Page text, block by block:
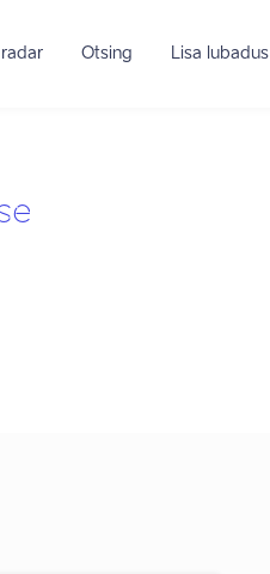
radar Otsing Lisa lubadus